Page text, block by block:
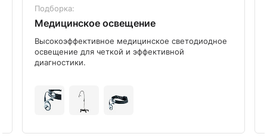
Подборка:
Медицинское освещение
Высокоэффективное медицинское светодиодное
освещение для четкой и эффективной
диагностики.